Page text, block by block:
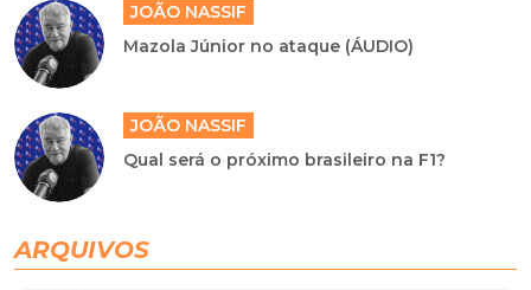
JOÃO NASSIF
Mazola Júnior no ataque (ÁUDIO)
JOÃO NASSIF
Qual será o próximo brasileiro na F1?
ARQUIVOS